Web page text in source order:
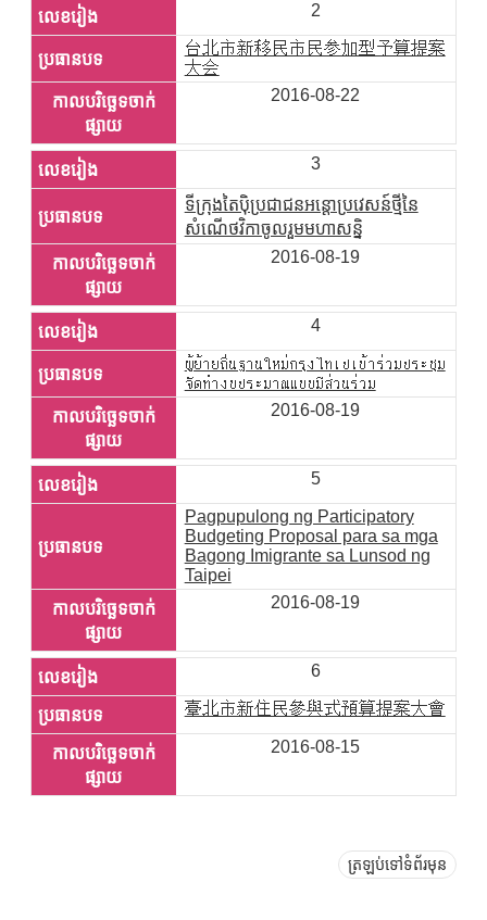
2
台北市新移民市民参加型予算提案
大会
2016-08-22
3
ទីក្រុងតៃប៉ិប្រជាជនអន្តោប្រវេសន៍ថ្មីនៃ
សំណើថវិកាចូលរួមមហាសន្និ
2016-08-19
4
ผู้ย้ายถิ่นฐานใหม่กรุงไทเปเข้าร่วมประชุม
จัดทำงบประมาณแบบมีส่วนร่วม
2016-08-19
5
Pagpupulong ng Participatory
Budgeting Proposal para sa mga
Bagong Imigrante sa Lunsod ng
Taipei
2016-08-19
6
臺北市新住民參與式預算提案大會
2016-08-15
ត្រឡប់ទៅទំព័រមុន